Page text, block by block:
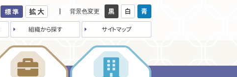
背景色変更
組織から探す サイトマップ